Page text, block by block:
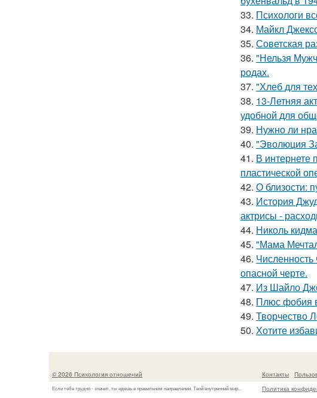
33. Психологи
34. Майкл
35. Советская
36. "Нельзя
родах.
37. "Хлеб для
38. 13-Летняя
удобной для
39. Нужно ли
40. "Эволюция
41. В интернете
пластической
42. О близости:
43. История
актрисы -
44. Николь
45. "Мама
46. Численность
опасной черте.
47. Из Шайло
48. Плюс фобия
49. Творчество
50. Хотите
© 2026 Психология отношений
Если тебе трудно - значит, ты идешь в правильном направлении. Твой внутренний мир...
Контакты
Политика